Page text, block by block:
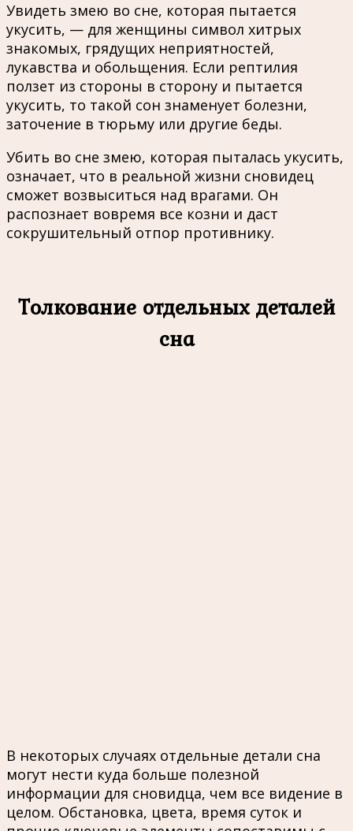
Увидеть змею во сне, которая пытается
укусить, — для женщины символ хитрых
знакомых, грядущих неприятностей,
лукавства и обольщения. Если рептилия
ползет из стороны в сторону и пытается
укусить, то такой сон знаменует болезни,
заточение в тюрьму или другие беды.
Убить во сне змею, которая пыталась укусить,
означает, что в реальной жизни сновидец
сможет возвыситься над врагами. Он
распознает вовремя все козни и даст
сокрушительный отпор противнику.
Толкование отдельных деталей
сна
В некоторых случаях отдельные детали сна
могут нести куда больше полезной
информации для сновидца, чем все видение в
целом. Обстановка, цвета, время суток и